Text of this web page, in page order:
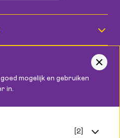
mogelijk en gebruiken
in.
[2]